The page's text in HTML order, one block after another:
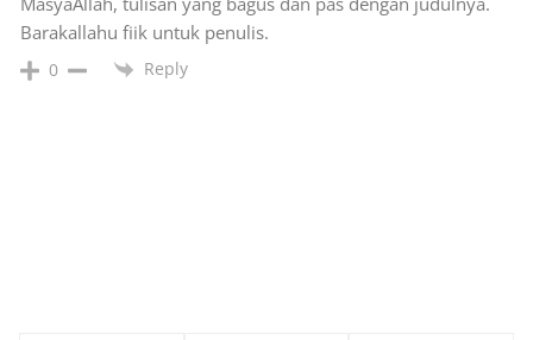
Barakallahu fiik untuk penulis.
0 Reply